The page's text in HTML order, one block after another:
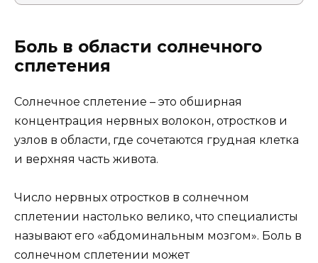
Боль в области солнечного
сплетения
Солнечное сплетение – это обширная
концентрация нервных волокон, отростков и
узлов в области, где сочетаются грудная клетка
и верхняя часть живота.
Число нервных отростков в солнечном
сплетении настолько велико, что специалисты
называют его «абдоминальным мозгом». Боль в
солнечном сплетении может